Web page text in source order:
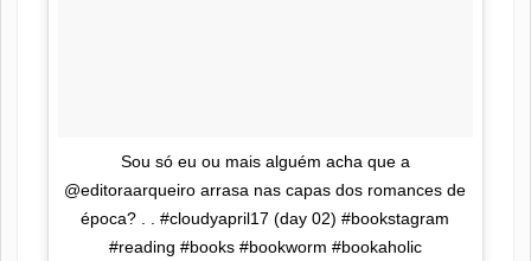
Sou só eu ou mais alguém acha que a
@editoraarqueiro arrasa nas capas dos romances de
época? . . #cloudyapril17 (day 02) #bookstagram
#reading #books #bookworm #bookaholic